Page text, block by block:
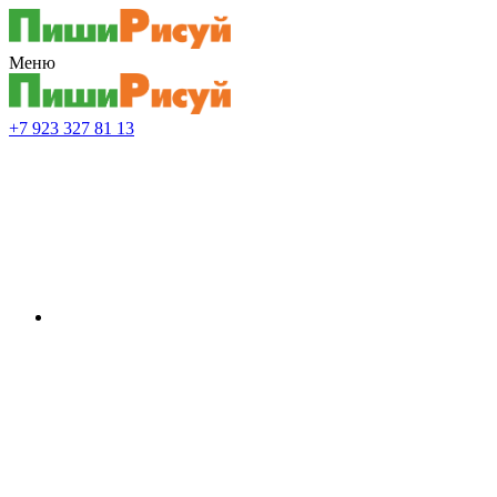
Меню
+7 923 327 81 13